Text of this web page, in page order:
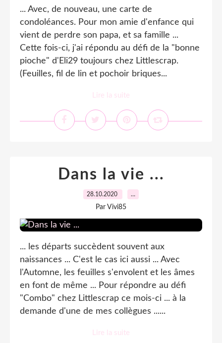
... Avec, de nouveau, une carte de
condoléances. Pour mon amie d'enfance qui
vient de perdre son papa, et sa famille ...
Cette fois-ci, j'ai répondu au défi de la "bonne
pioche" d'Eli29 toujours chez Littlescrap.
(Feuilles, fil de lin et pochoir briques...
Lire la suite
Dans la vie ...
28.10.2020 …
Par Vivi85
... les départs succèdent souvent aux
naissances ... C'est le cas ici aussi ... Avec
l'Automne, les feuilles s'envolent et les âmes
en font de même ... Pour répondre au défi
"Combo" chez Littlescrap ce mois-ci ... à la
demande d'une de mes collègues ......
Lire la suite